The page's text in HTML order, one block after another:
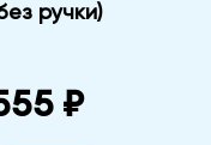
ручки)
₽